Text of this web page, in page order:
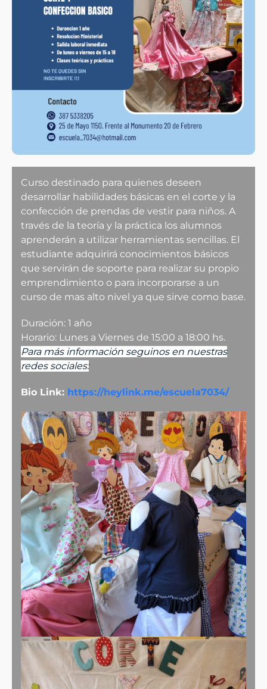
Curso destinado para quienes deseen
desarrollar habilidades básicas en el corte y la
confección de prendas de vestir para niños. A
través de la teoría y la práctica los alumnos
aprenderán a utilizar herramientas sencillas. El
estudiante adquirirá conocimientos básicos
que servirán de soporte para realizar su propio
emprendimiento o para incorporarse a un
curso de mas alto nivel ya que sirve como base.
Duración: 1 año
Horario: Lunes a Viernes de 15:00 a 18:00 hs.
Para más información seguinos en nuestras
redes sociales:
Bio Link: https://heylink.me/escuela7034/